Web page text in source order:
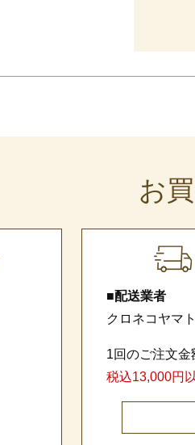
お
■配送業者
クロネコヤマ
1回のご注文金
税込13,000円